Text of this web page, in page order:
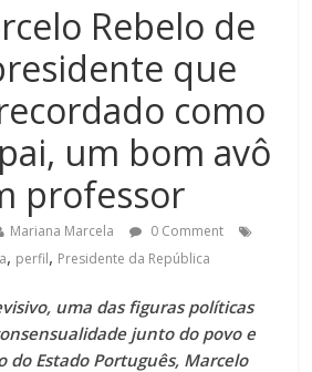
Rebelo de
que
como
um bom avô
professor
Mariana Marcela
0 Comment
, perfil, Presidente da República
uma das figuras políticas
junto do povo e
do Estado Português, Marcelo